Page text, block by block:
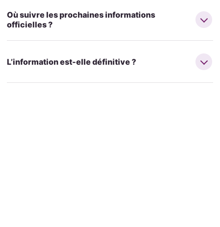
Où suivre les prochaines informations
officielles ?
L’information est-elle définitive ?